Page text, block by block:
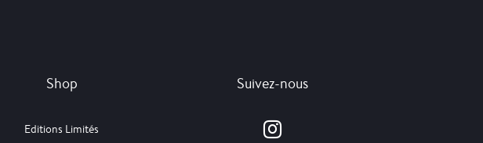
Shop
Editions Limités
Suivez-nous